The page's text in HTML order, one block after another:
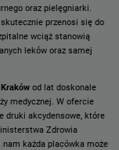
oraz pielęgniarki.
przenosi się do
wciąż stanowią
leków oraz samej
od lat doskonale
medycznej. W ofercie
druki akcydensowe, które
Zdrowia
każda placówka może